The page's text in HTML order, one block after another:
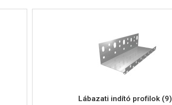
Lábazati indító profilok (9)